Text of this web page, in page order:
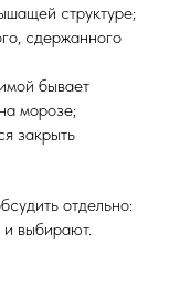
структуре;
сдержанного
бывает
морозе;
закрыть
отдельно:
выбирают.